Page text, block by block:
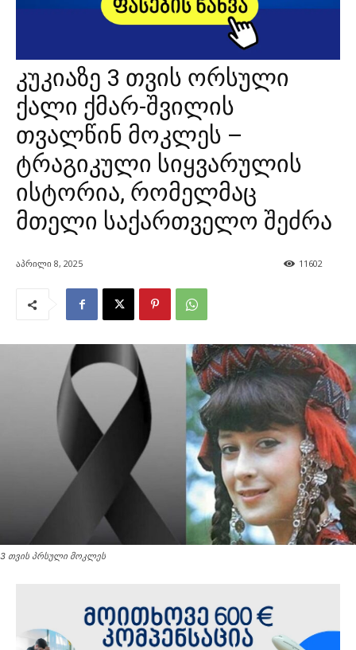
კუკიაზე 3 თვის ორსული
ქალი ქმარ-შვილის
თვალწინ მოკლეს –
ტრაგიკული სიყვარულის
ისტორია, რომელმაც
მთელი საქართველო შეძრა
აპრილი 8, 2025 11602
3 თვის პრსული მოკლეს